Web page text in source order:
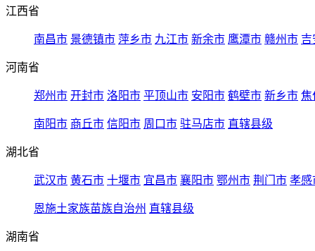
江西省
南昌市 景德镇市 萍乡市 九江市 新余市 鹰潭市 赣州市 吉
河南省
郑州市 开封市 洛阳市 平顶山市 安阳市 鹤壁市 新乡市 焦
南阳市 商丘市 信阳市 周口市 驻马店市 直辖县级
湖北省
武汉市 黄石市 十堰市 宜昌市 襄阳市 鄂州市 荆门市 孝感
恩施土家族苗族自治州 直辖县级
湖南省